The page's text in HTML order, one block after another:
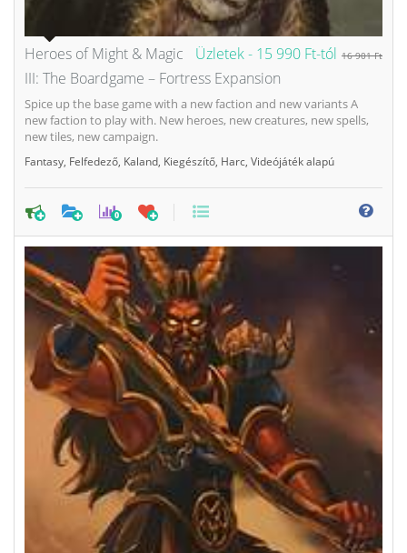
Üzletek - 15 990 Ft-tól 16 901 Ft
Heroes of Might & Magic
III: The Boardgame – Fortress Expansion
Spice up the base game with a new faction and new variants A
new faction to play with. New heroes, new creatures, new spells,
new tiles, new campaign.
Fantasy, Felfedező, Kaland, Kiegészítő, Harc, Videójáték alapú
0